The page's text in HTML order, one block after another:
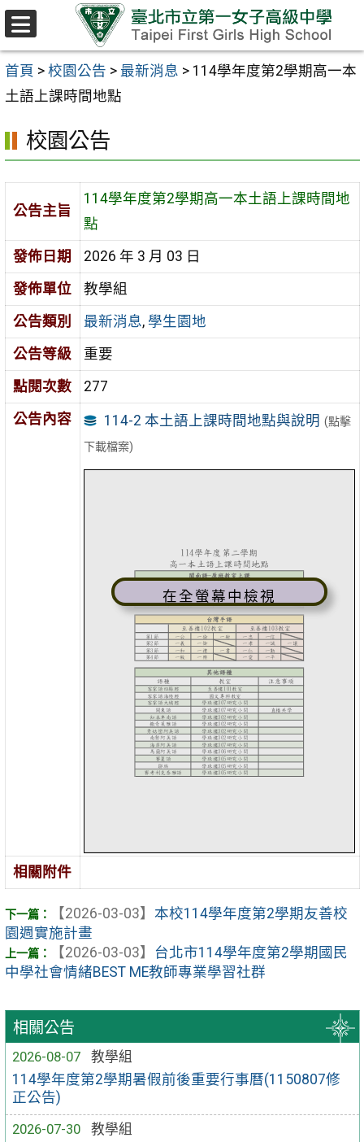
跳至主要內容區
首頁 > 校園公告 > 最新消息 > 114學年度第2學期高一本
土語上課時間地點
相關公告
2026-08-07
教學組
114學年度第2學期暑假前後重要行事曆(1150807修
正公告)
2026-07-30
教學組
校園公告
公告主旨
114學年度第2學期高一本土語上課時間地
點
發佈日期
2026 年 3 月 03 日
發佈單位
教學組
公告類別
最新消息, 學生園地
公告等級
重要
點閱次數
277
公告內容
114-2 本土語上課時間地點與說明 (點擊
下載檔案)
在全螢幕中檢視
相關附件
【2026-03-03】 本校114學年度第2學期友善校
園週實施計畫
【2026-03-03】
台北市114學年度第2學期國民
中學社會情緒BEST ME教師專業學習社群
選
單